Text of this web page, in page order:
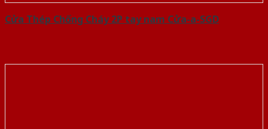
Cửa Thép Chống Cháy 2P tay nam Cửa-a-SGD